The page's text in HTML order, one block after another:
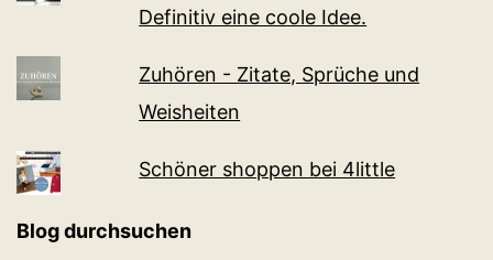
Definitiv eine coole Idee.
Zuhören - Zitate, Sprüche und
Weisheiten
Schöner shoppen bei 4little
Blog durchsuchen